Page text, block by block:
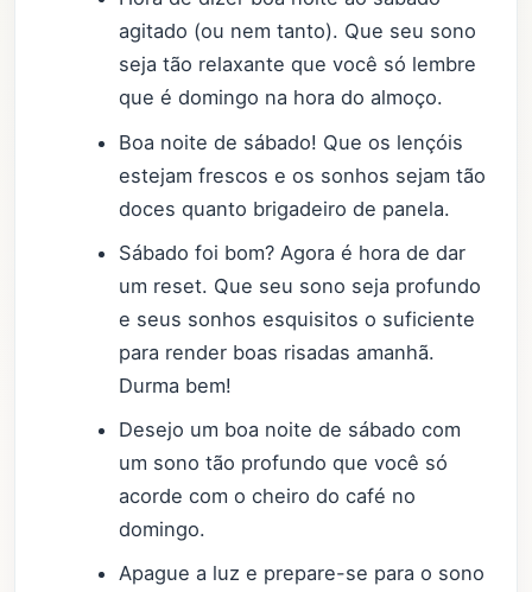
agitado (ou nem tanto). Que seu sono
seja tão relaxante que você só lembre
que é domingo na hora do almoço.
Boa noite de sábado! Que os lençóis
estejam frescos e os sonhos sejam tão
doces quanto brigadeiro de panela.
Sábado foi bom? Agora é hora de dar
um reset. Que seu sono seja profundo
e seus sonhos esquisitos o suficiente
para render boas risadas amanhã.
Durma bem!
Desejo um boa noite de sábado com
um sono tão profundo que você só
acorde com o cheiro do café no
domingo.
Apague a luz e prepare-se para o sono